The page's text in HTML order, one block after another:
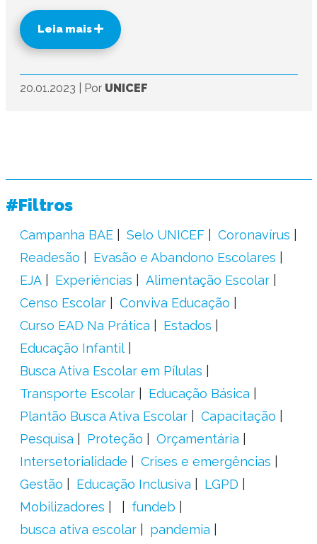
Leia mais
20.01.2023 Por UNICEF
#Filtros
Campanha BAE Selo UNICEF
Coronavírus
Readesão
Evasão e Abandono Escolares
EJA
Experiências
Alimentação Escolar
Censo Escolar
Conviva Educação
Curso EAD Na Prática
Estados
Educação Infantil
Busca Ativa Escolar em Pílulas
Transporte Escolar
Educação Básica
Plantão Busca Ativa Escolar
Capacitação
Pesquisa
Proteção
Orçamentária
Intersetorialidade
Crises e emergências
Gestão
Educação Inclusiva
LGPD
Mobilizadores
fundeb
busca ativa escolar
pandemia